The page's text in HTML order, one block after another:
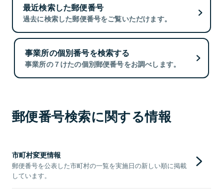
最近検索した郵便番号
過去に検索した郵便番号をご覧いただけます。
事業所の個別番号を検索する
事業所の７けたの個別郵便番号をお調べします。
郵便番号検索に関する情報
市町村変更情報
郵便番号を公表した市町村の一覧を実施日の新しい順に掲載
しています。